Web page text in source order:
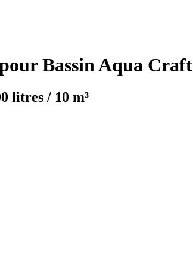
Bassin Aqua Craft
litres / 10 m³